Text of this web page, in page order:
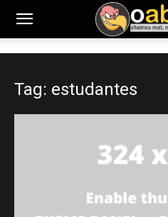
Tag: estudantes